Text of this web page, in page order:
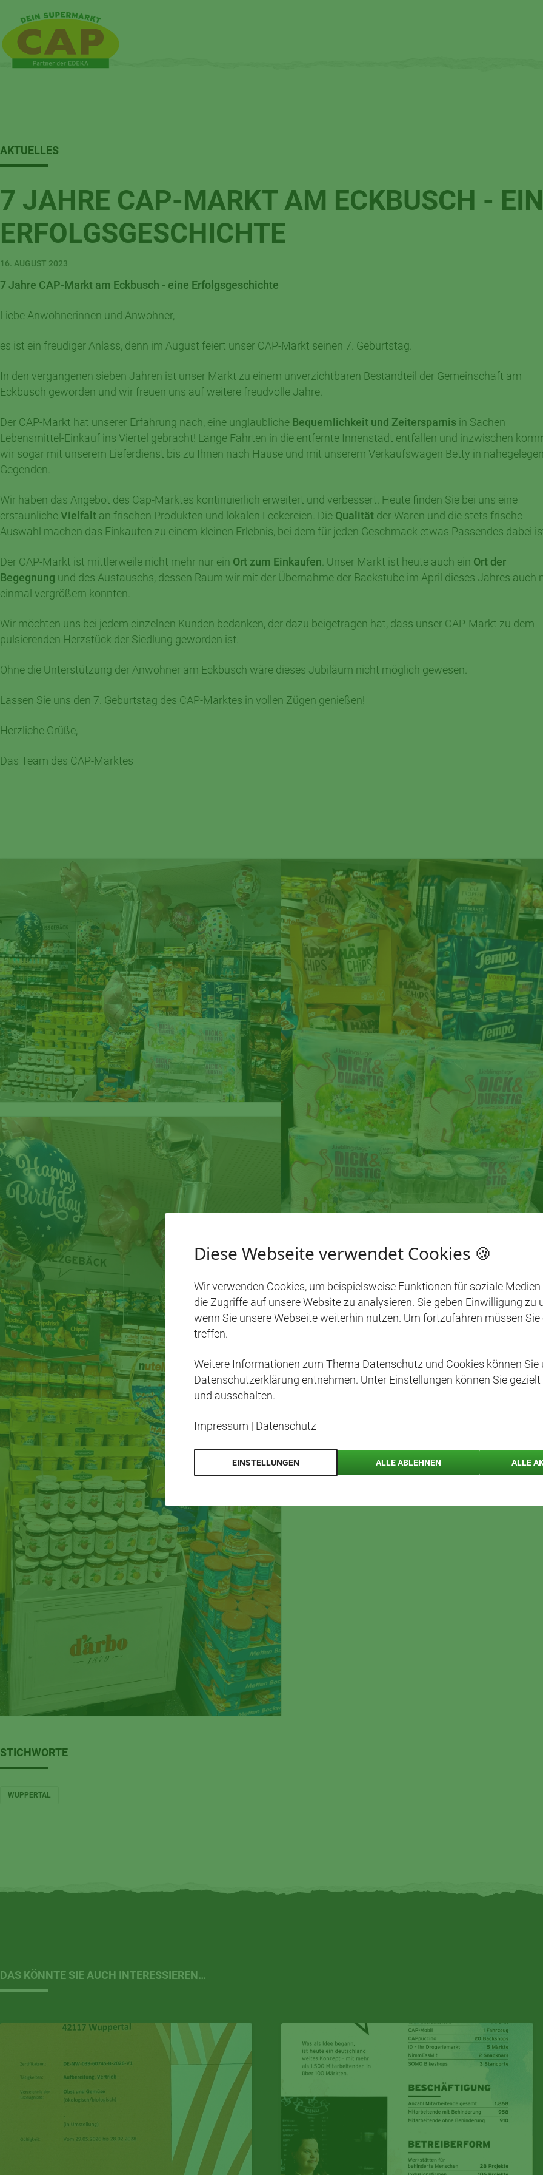
AKTUELLES
7 JAHRE CAP-MARKT AM ECKBUSCH -
ERFOLGSGESCHICHTE
16. AUGUST 2023
7 Jahre CAP-Markt am Eckbusch - eine Erfolgsgeschichte
Liebe Anwohnerinnen und Anwohner,
es ist ein freudiger Anlass, denn im August feiert unser CAP-Markt seinen 7. Geburtstag.
In den vergangenen sieben Jahren ist unser Markt zu einem unverzichtbaren Bestandteil der Gemeinschaft am
Eckbusch geworden und wir freuen uns auf weitere freudvolle Jahre.
Der CAP-Markt hat unserer Erfahrung nach, eine unglaubliche Bequemlichkeit und Zeitersparnis in Sachen
Lebensmittel-Einkauf ins Viertel gebracht! Lange Fahrten in die entfernte Innenstadt entfallen und inzwischen
wir sogar mit unserem Lieferdienst bis zu Ihnen nach Hause und mit unserem Verkaufswagen Betty in
Gegenden.
Wir haben das Angebot des Cap-Marktes kontinuierlich erweitert und verbessert. Heute finden Sie bei uns eine
erstaunlicheVielfalt an frischen Produkten und lokalen Leckereien. Die Qualität der Waren und die stets frische
Auswahl machen das Einkaufen zu einem kleinen Erlebnis, bei dem für jeden Geschmack etwas Passendes dabei
Der CAP-Markt ist mittlerweile nicht mehr nur ein Ort zum Einkaufen . Unser Markt ist heute auch ein Ort der
Begegnung und des Austauschs, dessen Raum wir mit der Übernahme der Backstube im April dieses Jahres auch
einmal vergrößern konnten.
Wir möchten uns bei jedem einzelnen Kunden bedanken, der dazu beigetragen hat, dass unser CAP-Markt zu dem
pulsierenden Herzstück der Siedlung geworden ist.
Ohne die Unterstützung der Anwohner am Eckbusch wäre dieses Jubiläum nicht möglich gewesen.
Lassen Sie uns den 7. Geburtstag des CAP-Marktes in vollen Zügen genießen!
Herzliche Grüße,
Das Team des CAP-Marktes
STICHWORTE
WUPPERTAL
DAS KÖNNTE SIE AUCH INTERESSIEREN…
Diese Webseite verwendet Cookies 🍪
Wir verwenden Cookies, um beispielsweise Funktionen für soziale
die Zugriffe auf unsere Website zu analysieren. Sie geben Einwilligung zu
wenn Sie unsere Webseite weiterhin nutzen. Um fortzufahren müssen
treffen.
Weitere Informationen zum Thema Datenschutz und Cookies können Sie
Datenschutzerklärung entnehmen. Unter Einstellungen können Sie
und ausschalten.
Impressum | Datenschutz
EINSTELLUNGEN ALLE ABLEHNEN ALLE